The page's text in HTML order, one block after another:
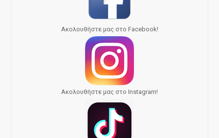
Ακολουθήστε μας στο Facebook!
Ακολουθήστε μας στο Instagram!